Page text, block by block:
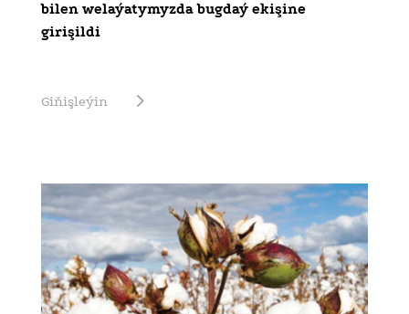
bilen welaýatymyzda bugdaý ekişine
girişildi
Giňişleýin